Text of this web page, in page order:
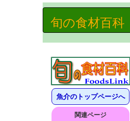
旬の食材百科
魚介のトップページへ
関連ページ